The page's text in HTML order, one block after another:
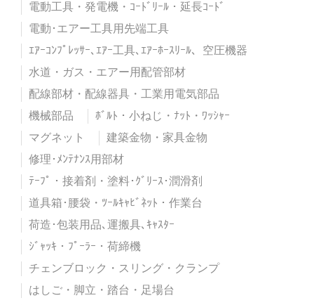
電動工具・発電機・ｺｰﾄﾞﾘｰﾙ・延長ｺｰﾄﾞ
電動･エアー工具用先端工具
ｴｱｰｺﾝﾌﾟﾚｯｻｰ､ｴｱｰ工具､ｴｱｰﾎｰｽﾘｰﾙ、空圧機器
水道・ガス・エアー用配管部材
配線部材・配線器具・工業用電気部品
機械部品
ﾎﾞﾙﾄ・小ねじ・ﾅｯﾄ・ﾜｯｼｬｰ
マグネット
建築金物・家具金物
修理･ﾒﾝﾃﾅﾝｽ用部材
ﾃｰﾌﾟ・接着剤・塗料･ｸﾞﾘｰｽ･潤滑剤
道具箱･腰袋・ﾂｰﾙｷｬﾋﾞﾈｯﾄ・作業台
荷造･包装用品､運搬具､ｷｬｽﾀｰ
ｼﾞｬｯｷ・ﾌﾟｰﾗｰ・荷締機
チェンブロック・スリング・クランプ
はしご・脚立・踏台・足場台